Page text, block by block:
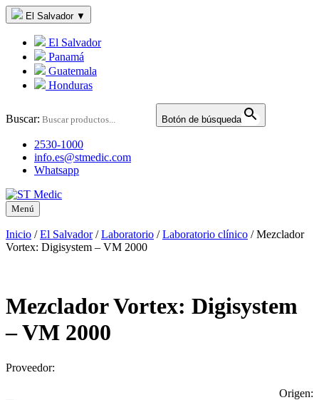
El Salvador ▼
El Salvador
Panamá
Guatemala
Honduras
Buscar: Botón de búsqueda
2530-1000
info.es@stmedic.com
Whatsapp
Menú
Inicio /El Salvador/Laboratorio /Laboratorio clínico /Mezclador
Vortex: Digisystem – VM 2000
Mezclador Vortex: Digisystem
– VM 2000
Proveedor:
Origen: